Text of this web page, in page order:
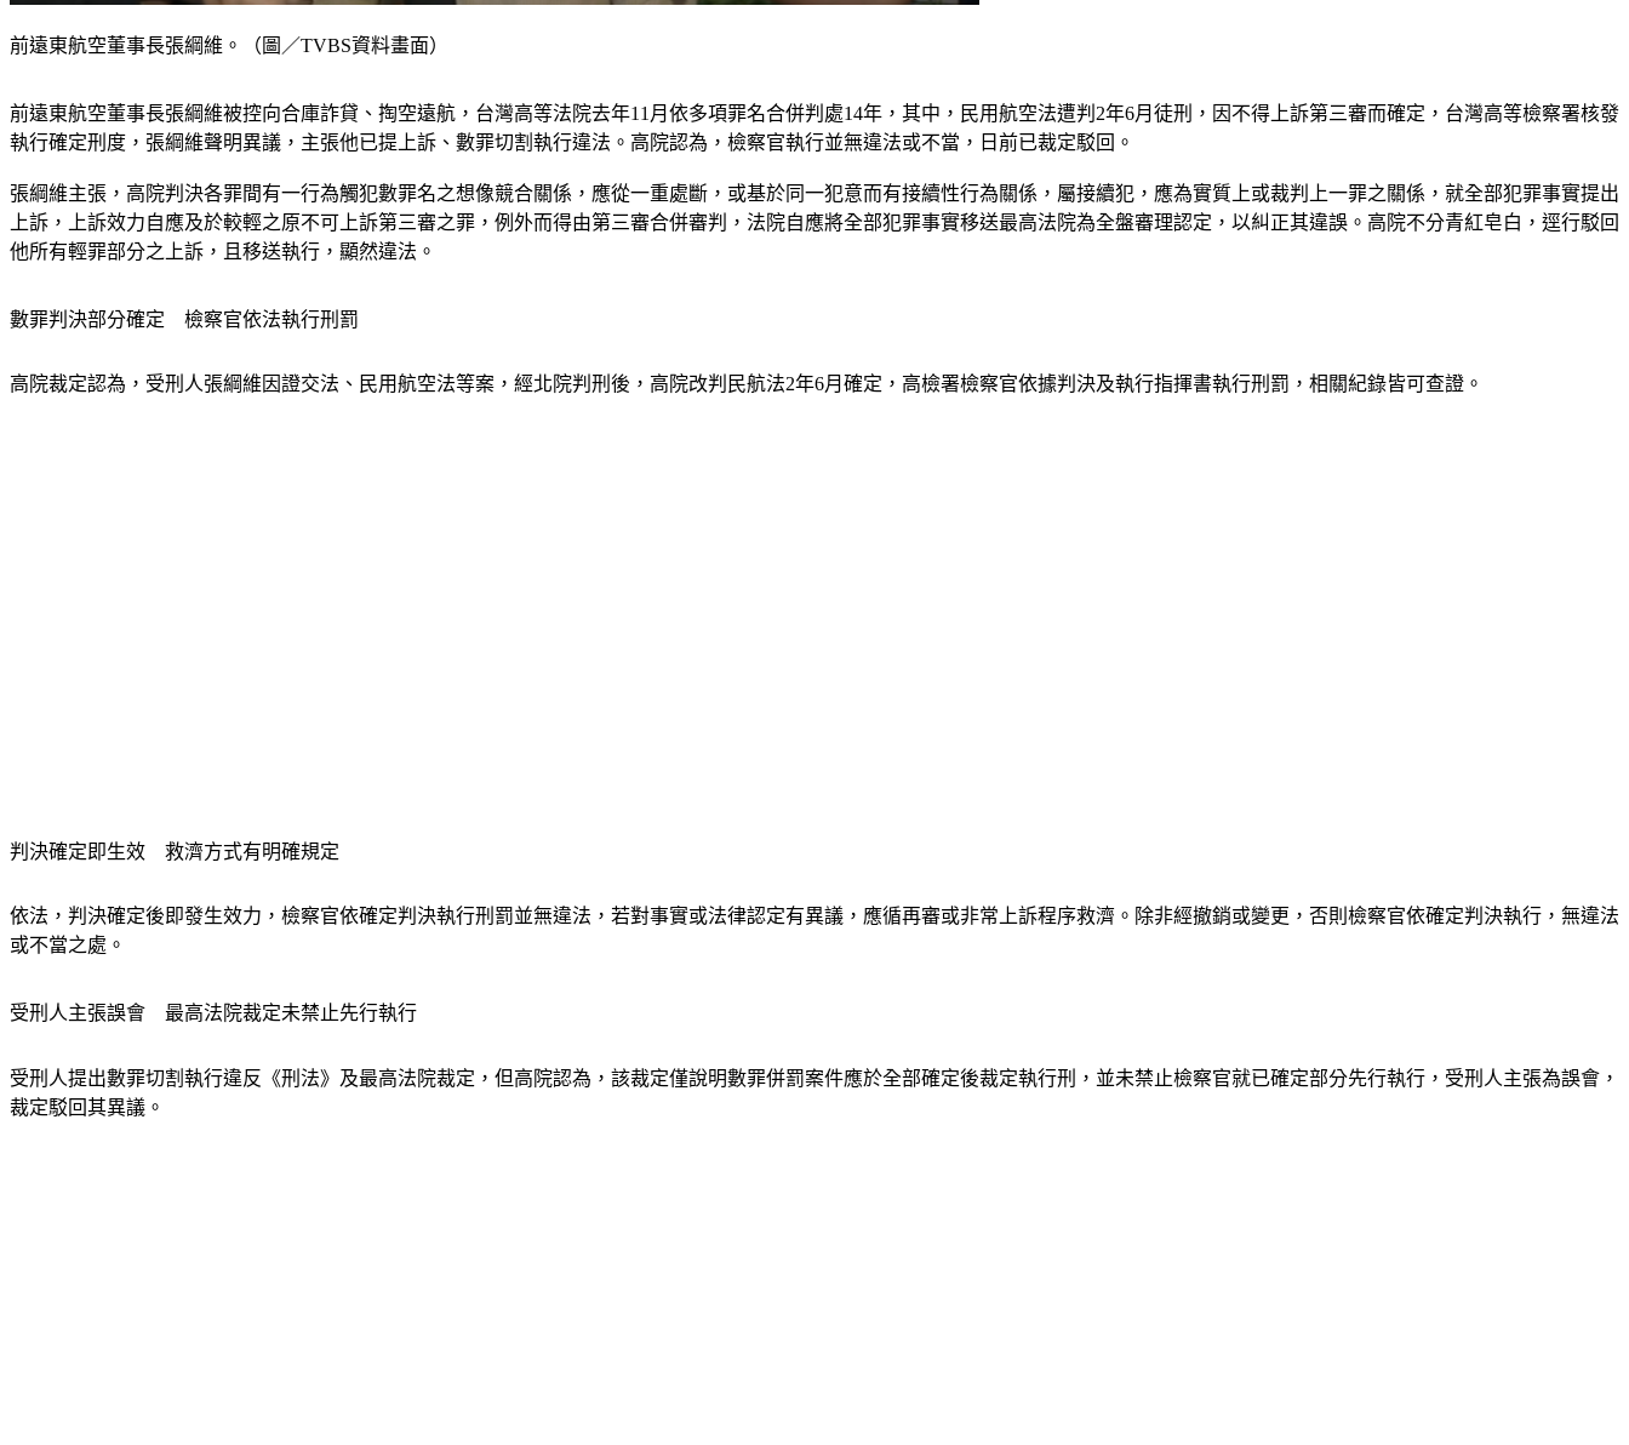
前遠東航空董事長張綱維。（圖／TVBS資料畫面）
前遠東航空董事長張綱維被控向合庫詐貸、掏空遠航，台灣高等法院去年11月依多項罪名合併判處14年，其中，民用航空法遭判2年6月徒刑，因不得上訴第三審而確定，台灣高等檢察署核發
執行確定刑度，張綱維聲明異議，主張他已提上訴、數罪切割執行違法。高院認為，檢察官執行並無違法或不當，日前已裁定駁回。
張綱維主張，高院判決各罪間有一行為觸犯數罪名之想像競合關係，應從一重處斷，或基於同一犯意而有接續性行為關係，屬接續犯，應為實質上或裁判上一罪之關係，就全部犯罪事實提出
上訴，上訴效力自應及於較輕之原不可上訴第三審之罪，例外而得由第三審合併審判，法院自應將全部犯罪事實移送最高法院為全盤審理認定，以糾正其違誤。高院不分青紅皂白，逕行駁回
他所有輕罪部分之上訴，且移送執行，顯然違法。
數罪判決部分確定　檢察官依法執行刑罰
高院裁定認為，受刑人張綱維因證交法、民用航空法等案，經北院判刑後，高院改判民航法2年6月確定，高檢署檢察官依據判決及執行指揮書執行刑罰，相關紀錄皆可查證。
判決確定即生效　救濟方式有明確規定
依法，判決確定後即發生效力，檢察官依確定判決執行刑罰並無違法，若對事實或法律認定有異議，應循再審或非常上訴程序救濟。除非經撤銷或變更，否則檢察官依確定判決執行，無違法
或不當之處。
受刑人主張誤會　最高法院裁定未禁止先行執行
受刑人提出數罪切割執行違反《刑法》及最高法院裁定，但高院認為，該裁定僅說明數罪併罰案件應於全部確定後裁定執行刑，並未禁止檢察官就已確定部分先行執行，受刑人主張為誤會，
裁定駁回其異議。